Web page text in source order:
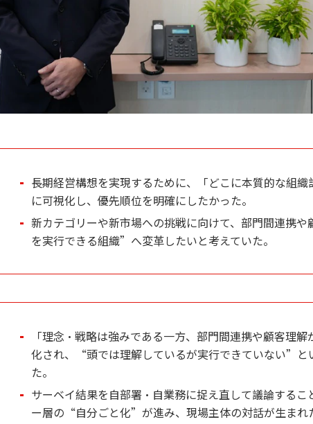
長期経営構想を実現するために、「どこに本質的な組
に可視化し、優先順位を明確にしたかった。
新カテゴリーや新市場への挑戦に向けて、部門間連携
を実行できる組織”へ変革したいと考えていた。
「理念・戦略は強みである一方、部門間連携や顧客理
化され、“頭では理解しているが実行できていない”と
た。
サーベイ結果を自部署・自業務に捉え直して議論するこ
ー層の“自分ごと化”が進み、現場主体の対話が生まれ